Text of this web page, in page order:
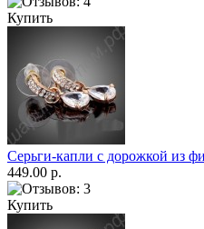
Купить
Серьги-капли с дорожкой из
449.00 р.
Купить